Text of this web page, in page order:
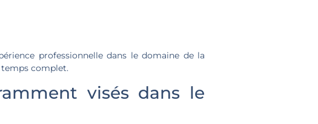
professionnelle dans le domaine de la
temps complet.
visés dans le